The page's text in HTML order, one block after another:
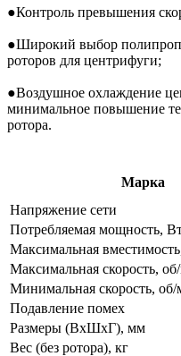
●Контроль превышения
●Широкий выбор
роторов для центрифуги;
●Воздушное охлаждение
минимальное повышение
ротора.
Марка
Напряжение сети
Потребляемая мощность,
Максимальная
Максимальная скорость,
Минимальная скорость,
Подавление помех
Размеры (ВхШхГ), мм
Вес (без ротора), кг